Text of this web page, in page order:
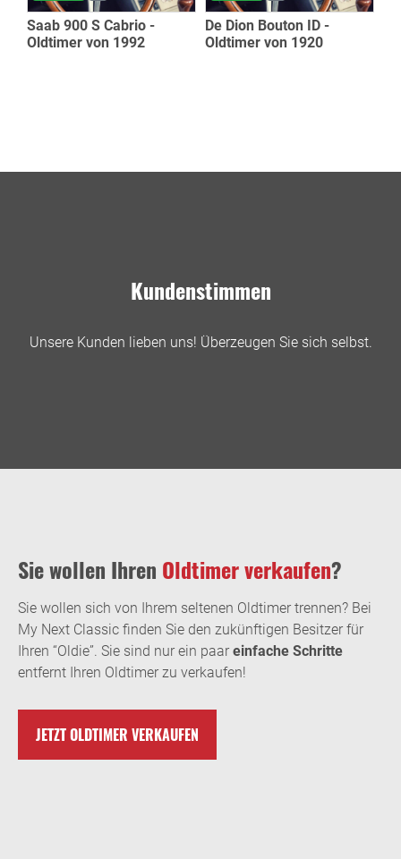
Saab 900 S Cabrio -
Oldtimer von 1992
De Dion Bouton ID -
Oldtimer von 1920
Kundenstimmen
Unsere Kunden lieben uns! Überzeugen Sie sich selbst.
Sie wollen Ihren Oldtimer verkaufen?
Sie wollen sich von Ihrem seltenen Oldtimer trennen? Bei
My Next Classic finden Sie den zukünftigen Besitzer für
Ihren “Oldie”. Sie sind nur ein paar einfache Schritte
entfernt Ihren Oldtimer zu verkaufen!
JETZT OLDTIMER VERKAUFEN